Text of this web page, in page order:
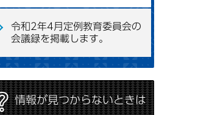
令和2年4月定例教育委員会の
会議録を掲載します。
情報が見つからないときは